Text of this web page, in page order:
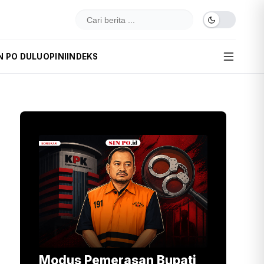
PO DULUOPINI INDEKS
Modus Pemerasan Bupati